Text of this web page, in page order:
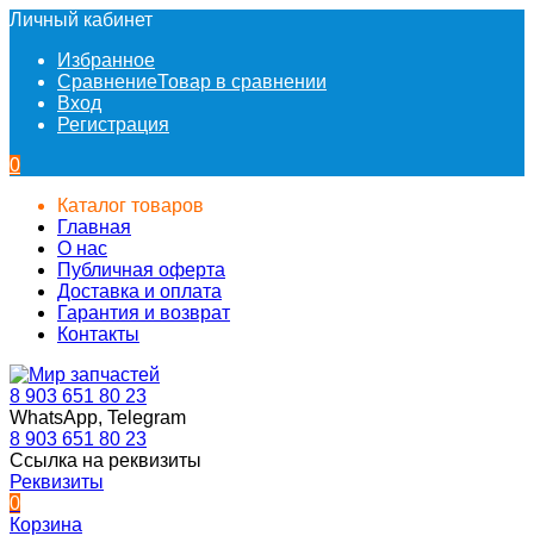
Личный кабинет
Избранное
СравнениеТовар в сравнении
Вход
Регистрация
0
Каталог товаров
Главная
О нас
Публичная оферта
Доставка и оплата
Гарантия и возврат
Контакты
8 903 651 80 23
WhatsApp, Telegram
8 903 651 80 23
Ссылка на реквизиты
Реквизиты
0
Корзина